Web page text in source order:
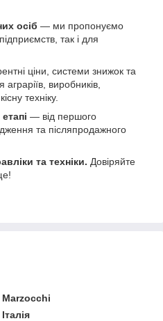
осіб — ми пропонуємо
так і для
ціни, системи знижок та
виробників,
техніку.
— від першого
та післяпродажного
та техніки. Довіряйте
Marzocchi
Італія